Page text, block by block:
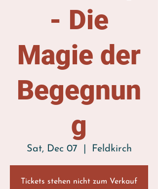
- Die
Magie der
Begegnun
g
Sat, Dec 07 Feldkirch
Tickets stehen nicht zum Verkauf